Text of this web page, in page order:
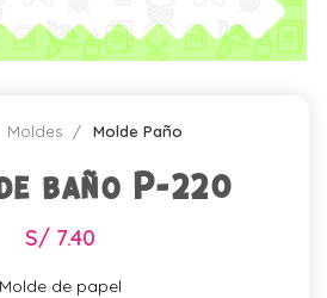
Moldes Molde Paño
baño P-220
S/7.40
Molde de papel